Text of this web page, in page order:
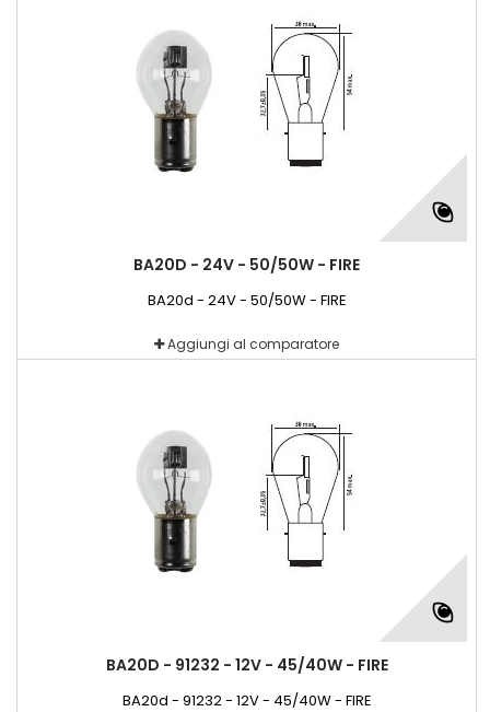
BA20D - 24V - 50/50W - FIRE
BA20d - 24V - 50/50W - FIRE
Aggiungi al comparatore
BA20D - 91232 - 12V - 45/40W - FIRE
BA20d - 91232 - 12V - 45/40W - FIRE